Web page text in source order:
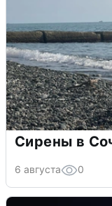
Сирены в
6 августа 0